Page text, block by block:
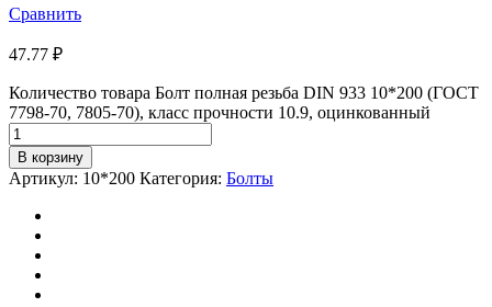
Сравнить
47.77 ₽
Количество товара Болт полная резьба DIN 933 10*200 (ГОСТ
7798-70, 7805-70), класс прочности 10.9, оцинкованный
В корзину
Артикул: 10*200 Категория: Болты